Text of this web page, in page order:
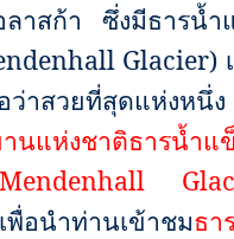
าสก้า ซึ่งมีธารน้ำ
Glacier)
าสวยที่สุดแห่งหนึ่
นแห่งชาติธารน้ำแ
เพื่อนำท่านเข้าชมธา